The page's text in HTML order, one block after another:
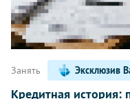
Занять Эксклюзив
Кредитная история: